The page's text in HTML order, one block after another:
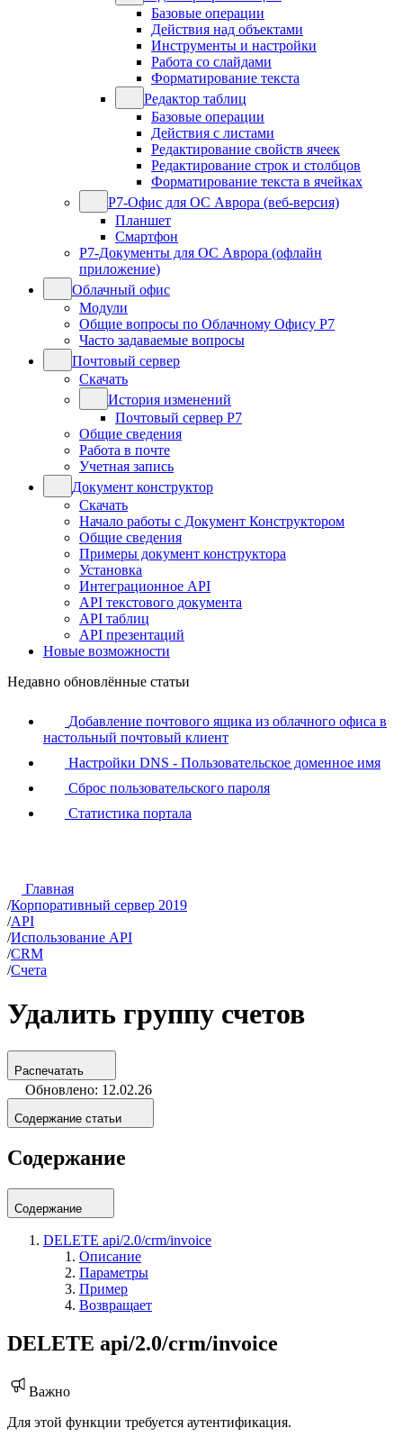
Базовые операции
Действия над объектами
Инструменты и настройки
Работа со слайдами
Форматирование текста
Редактор таблиц
Базовые операции
Действия с листами
Редактирование свойств ячеек
Редактирование строк и столбцов
Форматирование текста в ячейках
Р7-Офис для ОС Аврора (веб-версия)
Планшет
Смартфон
Р7-Документы для ОС Аврора (офлайн
приложение)
Облачный офис
Модули
Общие вопросы по Облачному Офису Р7
Часто задаваемые вопросы
Почтовый сервер
Скачать
История изменений
Почтовый сервер Р7
Общие сведения
Работа в почте
Учетная запись
Документ конструктор
Скачать
Начало работы с Документ Конструктором
Общие сведения
Примеры документ конструктора
Установка
Интеграционное API
API текстового документа
API таблиц
API презентаций
Новые возможности
Недавно обновлённые статьи
Добавление почтового ящика из облачного офиса в
настольный почтовый клиент
Настройки DNS - Пользовательское доменное имя
Сброс пользовательского пароля
Статистика портала
Главная
/Корпоративный сервер 2019
/API
/Использование API
/CRM
/Счета
Удалить группу счетов
Распечатать
Обновлено: 12.02.26
Содержание статьи
Содержание
Содержание
DELETE api/2.0/crm/invoice
Описание
Параметры
Пример
Возвращает
DELETE api/2.0/crm/invoice
Важно
Для этой функции требуется аутентификация.